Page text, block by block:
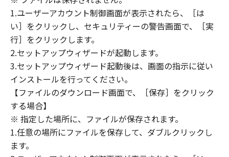
から第7条まで、第8条第4項および第10条の規
定は、本契約書の終了後も効力を有します。
９．U.S. GOVERNMENT RESTRICTED RIGHTS
NOTICE
“米国政府エンドユーザー”とは、米国政府の機
関また団体を意味します。もしお客様が米国政
府エンドユーザーである場合、以下の規定が適
用されます：The SOFTWARE is a "commercial
item," as that term is defined at 48 C.F.R.
2.101 (Oct 1995), consisting of "commercial
computer software" and "commercial
computer software documentation," as such
1.ユーザーアカウント制御画面が表示されたら、［は
い］をクリックし、セキュリティーの警告画面で、［実
行］をクリックします。
2.セットアップウィザードが起動します。
3.セットアップウィザード起動後は、画面の指示に従い
インストールを行ってください。
【ファイルのダウンロード画面で、［保存］をクリック
する場合】
※ 指定した場所に、ファイルが保存されます。
1.任意の場所にファイルを保存して、ダブルクリックし
ます。